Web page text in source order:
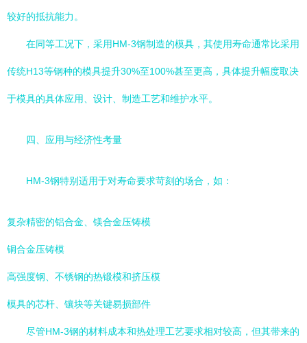
较好的抵抗能力。
在同等工况下，采用HM-3钢制造的模具，其使用寿命通常比采用
传统H13等钢种的模具提升30%至100%甚至更高，具体提升幅度取决
于模具的具体应用、设计、制造工艺和维护水平。
四、应用与经济性考量
HM-3钢特别适用于对寿命要求苛刻的场合，如：
复杂精密的铝合金、镁合金压铸模
铜合金压铸模
高强度钢、不锈钢的热锻模和挤压模
模具的芯杆、镶块等关键易损部件
尽管HM-3钢的材料成本和热处理工艺要求相对较高，但其带来的